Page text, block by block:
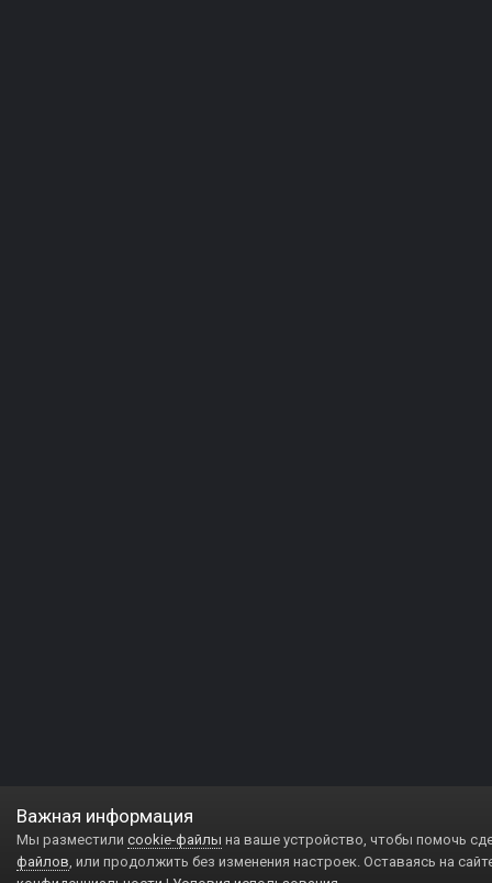
Важная информация
Мы разместили cookie-файлы на ваше устройство, чтобы помочь
файлов, или продолжить без изменения настроек. Оставаясь на